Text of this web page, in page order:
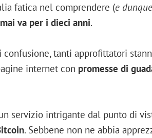
fatica nel comprendere (e
va per i dieci anni.
tanti approfittatori
internet con promesse di
servizio intrigante dal punto di
. Sebbene non ne abbia